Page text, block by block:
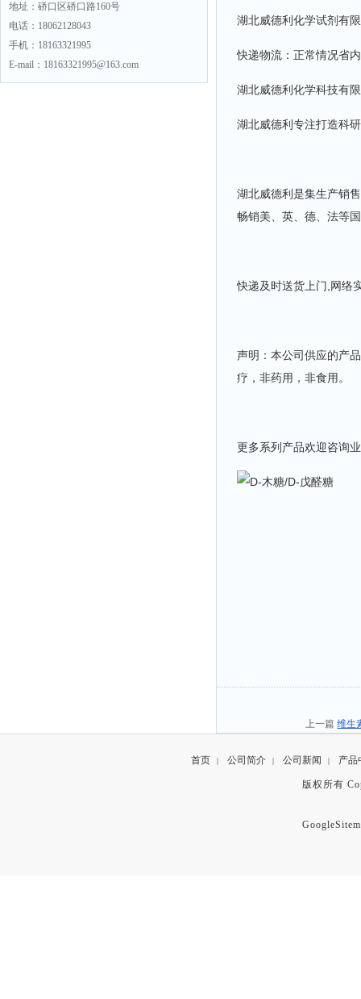
地址：硚口区硚口路160号
电话：18062128043
手机：18163321995
E-mail：18163321995@163.com
湖北威德利化学试剂有
快递物流：正常情况省
湖北威德利化学科技有
湖北威德利专注打造科
湖北威德利是集生产销
畅销美、英、德、法等
快递及时送货上门,网络
声明：本公司供应的产
疗，非药用，非食用。
更多系列产品欢迎咨询
上一篇维生
首页 | 公司简介 | 公司新闻 | 产品
版权所有